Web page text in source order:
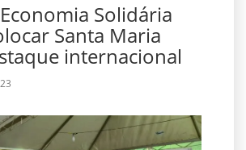
Solidária
Santa Maria
internacional